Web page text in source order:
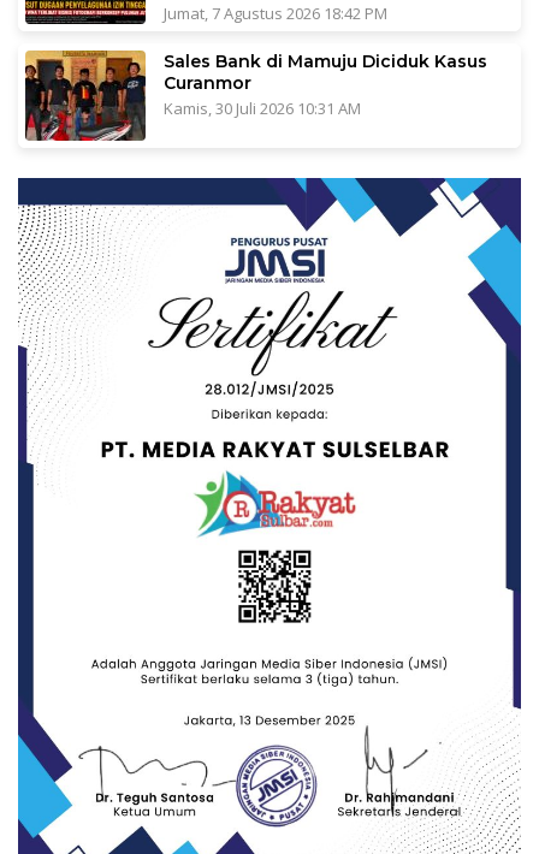
Jumat, 7 Agustus 2026 18:42 PM
Sales Bank di Mamuju Diciduk Kasus
Curanmor
Kamis, 30 Juli 2026 10:31 AM